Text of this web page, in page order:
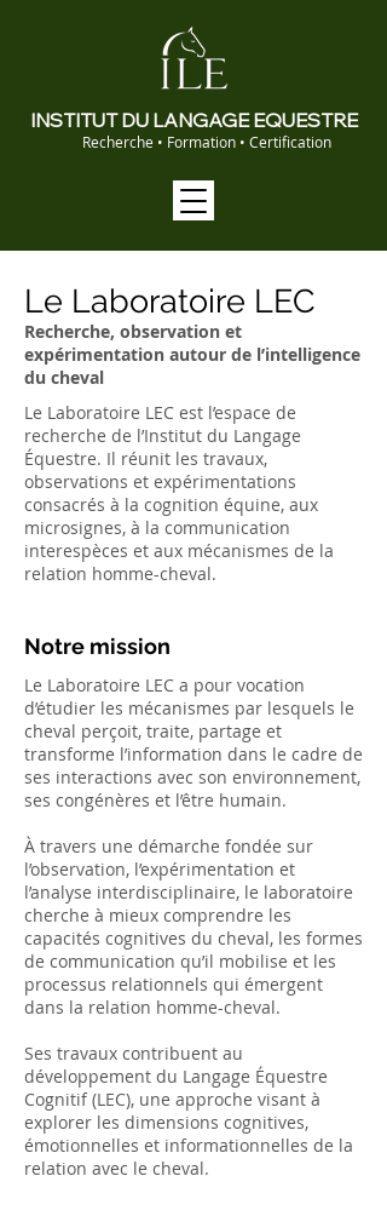
INSTITUT DU LANGAGE EQUESTRE
Recherche • Formation • Certification
Le Laboratoire LEC
Recherche, observation et
expérimentation autour de l’intelligence
du cheval
Le Laboratoire LEC est l’espace de
recherche de l’Institut du Langage
Équestre. Il réunit les travaux,
observations et expérimentations
consacrés à la cognition équine, aux
microsignes, à la communication
interespèces et aux mécanismes de la
relation homme-cheval.
Notre mission
Le Laboratoire LEC a pour vocation
d’étudier les mécanismes par lesquels le
cheval perçoit, traite, partage et
transforme l’information dans le cadre de
ses interactions avec son environnement,
ses congénères et l’être humain.
À travers une démarche fondée sur
l’observation, l’expérimentation et
l’analyse interdisciplinaire, le laboratoire
cherche à mieux comprendre les
capacités cognitives du cheval, les formes
de communication qu’il mobilise et les
processus relationnels qui émergent
dans la relation homme-cheval.
Ses travaux contribuent au
développement du Langage Équestre
Cognitif (LEC), une approche visant à
explorer les dimensions cognitives,
émotionnelles et informationnelles de la
relation avec le cheval.